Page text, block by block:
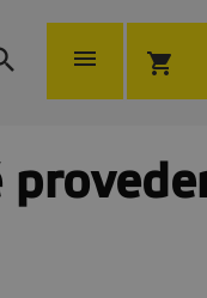
 shopping_cart